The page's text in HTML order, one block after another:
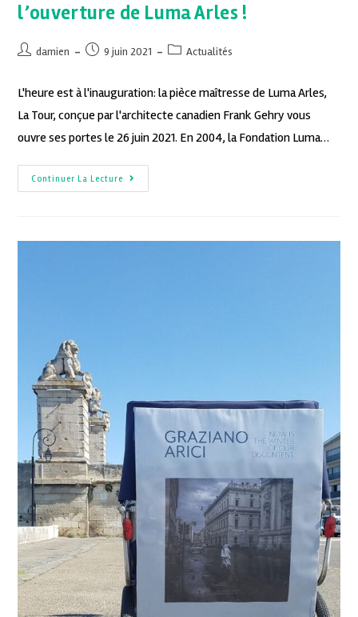
l’ouverture de Luma Arles !
damien 9 juin 2021 Actualités
L'heure est à l'inauguration: la pièce maîtresse de Luma Arles,
La Tour, conçue par l'architecte canadien Frank Gehry vous
ouvre ses portes le 26 juin 2021. En 2004, la Fondation Luma…
Continuer La Lecture